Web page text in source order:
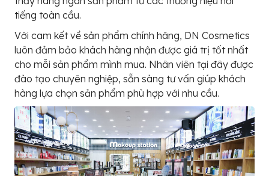
tiếng toàn cầu.
Với cam kết về sản phẩm chính hãng, DN Cosmetics
luôn đảm bảo khách hàng nhận được giá trị tốt nhất
cho mỗi sản phẩm mình mua. Nhân viên tại đây được
đào tạo chuyên nghiệp, sẵn sàng tư vấn giúp khách
hàng lựa chọn sản phẩm phù hợp với nhu cầu.